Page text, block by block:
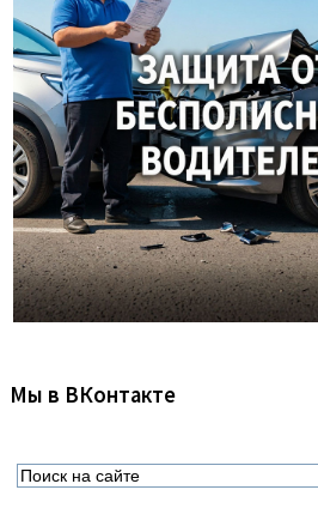
Мы в ВКонтакте